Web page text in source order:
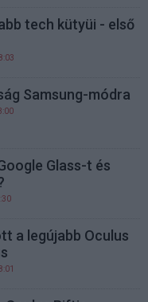
tech kütyüi - első
Samsung-módra
Glass-t és
a legújabb Oculus